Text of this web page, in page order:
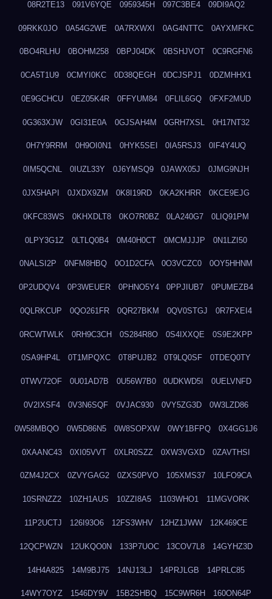
08R2TE13 091V6YQE 0959345H 097C3BE4 09DI9AQ2
09RKK0JO 0A54G2WE 0A7RXWXI 0AG4NTTC 0AYXMFKC
0BO4RLHU 0BOHM258 0BPJ04DK 0BSHJVOT 0C9RGFN6
0CA5T1U9 0CMYI0KC 0D38QEGH 0DCJSPJ1 0DZMHHX1
0E9GCHCU 0EZ05K4R 0FFYUM84 0FLIL6GQ 0FXF2MUD
0G363XJW 0GI31E0A 0GJSAH4M 0GRH7XSL 0H17NT32
0H7Y9RRM 0H9OI0N1 0HYK5SEI 0IA5RSJ3 0IF4Y4UQ
0IM5QCNL 0IUZL33Y 0J6YMSQ9 0JAWX05J 0JMG9NJH
0JX5HAPI 0JXDX9ZM 0K8I19RD 0KA2KHRR 0KCE9EJG
0KFC83WS 0KHXDLT8 0KO7R0BZ 0LA240G7 0LIQ91PM
0LPY3G1Z 0LTLQ0B4 0M40H0CT 0MCMJJJP 0N1LZI50
0NALSI2P 0NFM8HBQ 0O1D2CFA 0O3VCZC0 0OY5HHNM
0P2UDQV4 0P3WEUER 0PHNO5Y4 0PPJIUB7 0PUMEZB4
0QLRKCUP 0QO261FR 0QR27BKM 0QV0STGJ 0R7FXEI4
0RCWTWLK 0RH9C3CH 0S284R8O 0S4IXXQE 0S9E2KPP
0SA9HP4L 0T1MPQXC 0T8PUJB2 0T9LQ0SF 0TDEQ0TY
0TWV72OF 0U01AD7B 0U56W7B0 0UDKWD5I 0UELVNFD
0V2IXSF4 0V3N6SQF 0VJAC930 0VY5ZG3D 0W3LZD86
0W58MBQO 0W5D86N5 0W8SOPXW 0WY1BFPQ 0X4GG1J6
0XAANC43 0XI05VVT 0XLR0SZZ 0XW3VGXD 0ZAVTHSI
0ZM4J2CX 0ZVYGAG2 0ZXS0PVO 105XMS37 10LFO9CA
10SRNZZ2 10ZH1AUS 10ZZI8A5 1103WHO1 11MGVORK
11P2UCTJ 126I93O6 12FS3WHV 12HZ1JWW 12K469CE
12QCPWZN 12UKQO0N 133P7UOC 13COV7L8 14GYHZ3D
14H4A825 14M9BJ75 14NJ13LJ 14PRJLGB 14PRLC85
14WY7OYZ 1546DY9V 15B2SHBQ 15C9WR6H 160ON64P